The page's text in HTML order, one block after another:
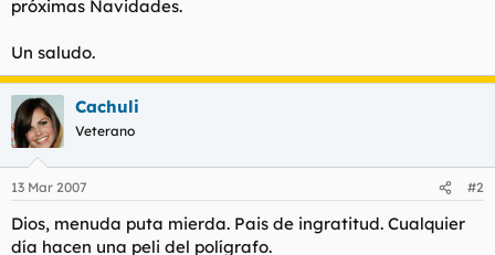
próximas Navidades.
Un saludo.
Cachuli
Veterano
13 Mar 2007 #2
Dios, menuda puta mierda. Pais de ingratitud. Cualquier
día hacen una peli del polígrafo.